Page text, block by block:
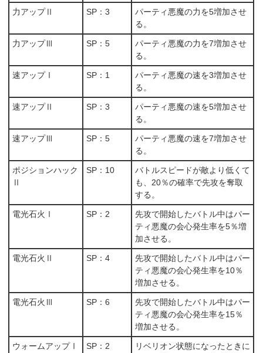
力アップⅡ SP：3
パーティ悪魔の力を5増加させ
る。
力アップⅢ SP：5
パーティ悪魔の力を7増加させ
る。
速アップⅠ SP：1
パーティ悪魔の速を3増加させ
る。
速アップⅡ SP：3
パーティ悪魔の速を5増加させ
る。
速アップⅢ SP：5
パーティ悪魔の速を7増加させ
る。
ポジションハック
Ⅱ
SP：10
バトルスピードが敵より低くて
も、20％の確率で先攻を奪取
する。
電光石火Ⅰ SP：2
先攻で開始したバトル中はパー
ティ悪魔の会心発生率を5％増
加させる。
電光石火Ⅱ SP：4
先攻で開始したバトル中はパー
ティ悪魔の会心発生率を10％
増加させる。
電光石火Ⅲ SP：6
先攻で開始したバトル中はパー
ティ悪魔の会心発生率を15％
増加させる。
ウォームアップⅠ SP：2
リベリオン状態になったときに